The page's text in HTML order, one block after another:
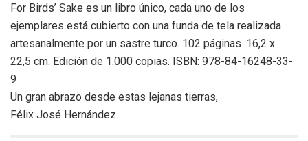
For Birds’ Sake es un libro único, cada uno de los
ejemplares está cubierto con una funda de tela realizada
artesanalmente por un sastre turco. 102 páginas .16,2 x
22,5 cm. Edición de 1.000 copias. ISBN: 978-84-16248-33-
9
Un gran abrazo desde estas lejanas tierras,
Félix José Hernández.